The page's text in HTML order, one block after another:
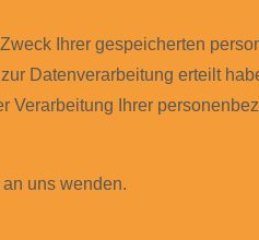
Ihrer gespeicherten
Datenverarbeitung erteilt
Ihrer
uns wenden.